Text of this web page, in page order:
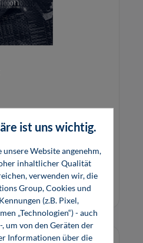
und
ist uns wichtig.
unsere Website angenehm,
inhaltlicher Qualität
verwenden wir, die
Group, Cookies und
(z.B. Pixel,
„Technologien“) - auch
um von den Geräten der
Informationen über die